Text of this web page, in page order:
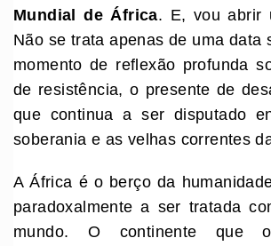
Mundial de África. E, vou abrir
Não se trata apenas de uma data
momento de reflexão profunda
de resistência, o presente de
que continua a ser disputado
soberania e as velhas correntes
A África é o berço da
paradoxalmente a ser tratada
mundo. O continente que